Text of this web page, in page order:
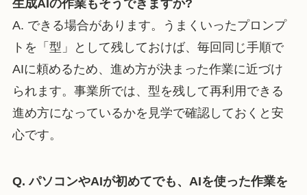
生成AIの作業もそうできますか?
A. できる場合があります。うまくいったプロンプ
トを「型」として残しておけば、毎回同じ手順で
AIに頼めるため、進め方が決まった作業に近づけ
られます。事業所では、型を残して再利用できる
進め方になっているかを見学で確認しておくと安
心です。
Q. パソコンやAIが初めてでも、AIを使った作業を